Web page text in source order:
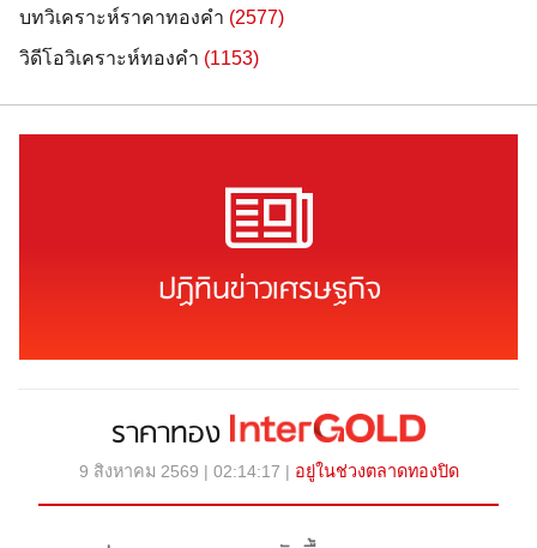
บทวิเคราะห์ราคาทองคำ (2577)
วิดีโอวิเคราะห์ทองคำ (1153)
ปฏิทินข่าวเศรษฐกิจ
ราคาทอง
9 สิงหาคม 2569 | 02:14:17 | อยู่ในช่วงตลาดทองปิด